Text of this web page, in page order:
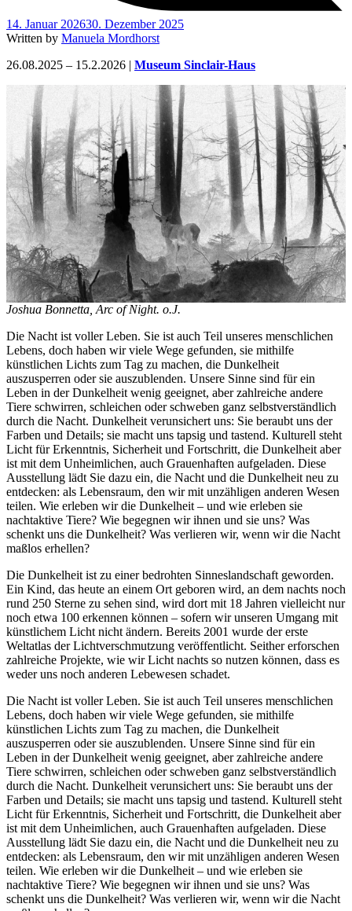
14. Januar 202630. Dezember 2025
Written by Manuela Mordhorst
26.08.2025 – 15.2.2026 | Museum Sinclair-Haus
Joshua Bonnetta, Arc of Night. o.J.
Die Nacht ist voller Leben. Sie ist auch Teil unseres menschlichen
Lebens, doch haben wir viele Wege gefunden, sie mithilfe
künstlichen Lichts zum Tag zu machen, die Dunkelheit
auszusperren oder sie auszublenden. Unsere Sinne sind für ein
Leben in der Dunkelheit wenig geeignet, aber zahlreiche andere
Tiere schwirren, schleichen oder schweben ganz selbstverständlich
durch die Nacht. Dunkelheit verunsichert uns: Sie beraubt uns der
Farben und Details; sie macht uns tapsig und tastend. Kulturell steht
Licht für Erkenntnis, Sicherheit und Fortschritt, die Dunkelheit aber
ist mit dem Unheimlichen, auch Grauenhaften aufgeladen. Diese
Ausstellung lädt Sie dazu ein, die Nacht und die Dunkelheit neu zu
entdecken: als Lebensraum, den wir mit unzähligen anderen Wesen
teilen. Wie erleben wir die Dunkelheit – und wie erleben sie
nachtaktive Tiere? Wie begegnen wir ihnen und sie uns? Was
schenkt uns die Dunkelheit? Was verlieren wir, wenn wir die Nacht
maßlos erhellen?
Die Dunkelheit ist zu einer bedrohten Sinneslandschaft geworden.
Ein Kind, das heute an einem Ort geboren wird, an dem nachts noch
rund 250 Sterne zu sehen sind, wird dort mit 18 Jahren vielleicht nur
noch etwa 100 erkennen können – sofern wir unseren Umgang mit
künstlichem Licht nicht ändern. Bereits 2001 wurde der erste
Weltatlas der Lichtverschmutzung veröffentlicht. Seither erforschen
zahlreiche Projekte, wie wir Licht nachts so nutzen können, dass es
weder uns noch anderen Lebewesen schadet.
Die Nacht ist voller Leben. Sie ist auch Teil unseres menschlichen
Lebens, doch haben wir viele Wege gefunden, sie mithilfe
künstlichen Lichts zum Tag zu machen, die Dunkelheit
auszusperren oder sie auszublenden. Unsere Sinne sind für ein
Leben in der Dunkelheit wenig geeignet, aber zahlreiche andere
Tiere schwirren, schleichen oder schweben ganz selbstverständlich
durch die Nacht. Dunkelheit verunsichert uns: Sie beraubt uns der
Farben und Details; sie macht uns tapsig und tastend. Kulturell steht
Licht für Erkenntnis, Sicherheit und Fortschritt, die Dunkelheit aber
ist mit dem Unheimlichen, auch Grauenhaften aufgeladen. Diese
Ausstellung lädt Sie dazu ein, die Nacht und die Dunkelheit neu zu
entdecken: als Lebensraum, den wir mit unzähligen anderen Wesen
teilen. Wie erleben wir die Dunkelheit – und wie erleben sie
nachtaktive Tiere? Wie begegnen wir ihnen und sie uns? Was
schenkt uns die Dunkelheit? Was verlieren wir, wenn wir die Nacht